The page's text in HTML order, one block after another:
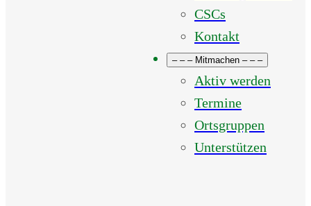
CSCs
Kontakt
– – – Mitmachen – – –
Aktiv werden
Termine
Ortsgruppen
Unterstützen